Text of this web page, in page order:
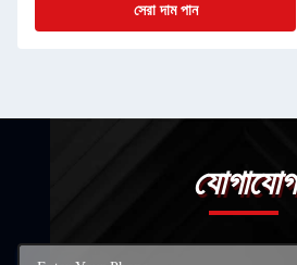
সেরা দাম পান
যোগাযোগ